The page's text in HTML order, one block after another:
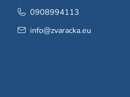
info@zvaracka.eu
0908994113